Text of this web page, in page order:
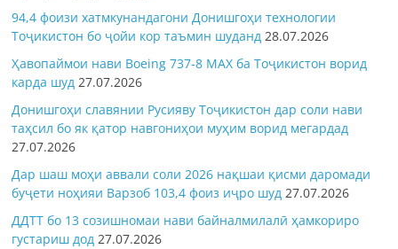
94,4 фоизи хатмкунандагони Донишгоҳи технологии
Тоҷикистон бо ҷойи кор таъмин шуданд 28.07.2026
Ҳавопаймои нави Boeing 737-8 MAX ба Тоҷикистон ворид
карда шуд 27.07.2026
Донишгоҳи славянии Русияву Тоҷикистон дар соли нави
таҳсил бо як қатор навгониҳои муҳим ворид мегардад
27.07.2026
Дар шаш моҳи аввали соли 2026 нақшаи қисми даромади
буҷети ноҳияи Варзоб 103,4 фоиз иҷро шуд 27.07.2026
ДДТТ бо 13 созишномаи нави байналмилалӣ ҳамкориро
густариш дод 27.07.2026